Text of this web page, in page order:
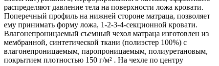
распределяют давление тела на поверхности ложа кровати.
Поперечный профиль на нижней стороне матраца, позволяет
ему принимать форму ложа, 1-2-3-4-секционной кровати.
Влагонепроницаемый съемный чехол матраца изготовлен из
мембранной, синтетической ткани (полиэстер 100%) с
влагонепроницаемым, паропроницаемым, полиуретановым,
покрытием плотностью 150 г/м² . На чехле по центру